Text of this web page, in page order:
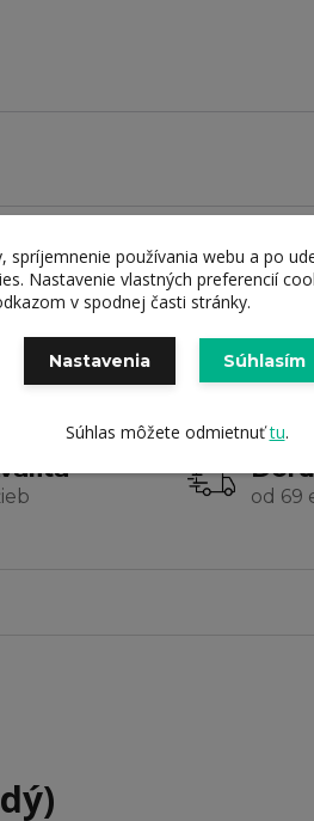
od 69
spríjemnenie používania webu a po
Nastavenie vlastných preferencií
v spodnej časti stránky.
Nastavenia Súhlasím
Súhlas môžete odmietnuťtu.